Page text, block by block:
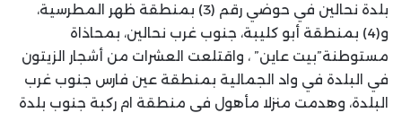
بلدة نحالين في حوضي رقم (3) بمنطقة ظهر المطرسية،
و(4) بمنطقة أبو كليبة، جنوب غرب نحالين، بمحاذاة
مستوطنة”بيت عاين” ، واقتلعت العشرات من أشجار الزيتون
في البلدة في واد الجمالية بمنطقة عين فارس جنوب غرب
البلدة، وهدمت منزلا مأهول في منطقة ام ركبة جنوب بلدة